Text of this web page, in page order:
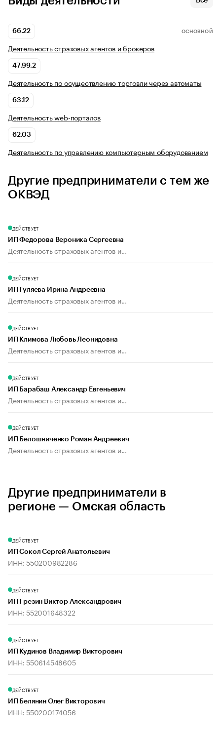
66.22 ОСНОВНОЙ
Деятельность страховых агентов и брокеров
47.99.2
Деятельность по осуществлению торговли через автоматы
63.12
Деятельность web-порталов
62.03
Деятельность по управлению компьютерным оборудованием
Другие предприниматели с тем же
ОКВЭД
ДЕЙСТВУЕТ
ИП Федорова Вероника Сергеевна
Деятельность страховых агентов и...
ДЕЙСТВУЕТ
ИП Гуляева Ирина Андреевна
Деятельность страховых агентов и...
ДЕЙСТВУЕТ
ИП Климова Любовь Леонидовна
Деятельность страховых агентов и...
ДЕЙСТВУЕТ
ИП Барабаш Александр Евгеньевич
Деятельность страховых агентов и...
ДЕЙСТВУЕТ
ИП Белошниченко Роман Андреевич
Деятельность страховых агентов и...
Другие предприниматели в
регионе — Омская область
ДЕЙСТВУЕТ
ИП Сокол Сергей Анатольевич
ИНН: 550200982286
ДЕЙСТВУЕТ
ИП Грезин Виктор Александрович
ИНН: 552001648322
ДЕЙСТВУЕТ
ИП Кудинов Владимир Викторович
ИНН: 550614548605
ДЕЙСТВУЕТ
ИП Белянин Олег Викторович
ИНН: 550200174056